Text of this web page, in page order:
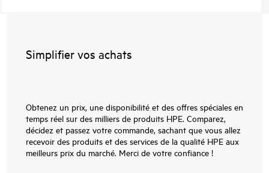
Simplifier vos achats
Obtenez un prix, une disponibilité et des offres spéciales en
temps réel sur des milliers de produits HPE. Comparez,
décidez et passez votre commande, sachant que vous allez
recevoir des produits et des services de la qualité HPE aux
meilleurs prix du marché. Merci de votre confiance !